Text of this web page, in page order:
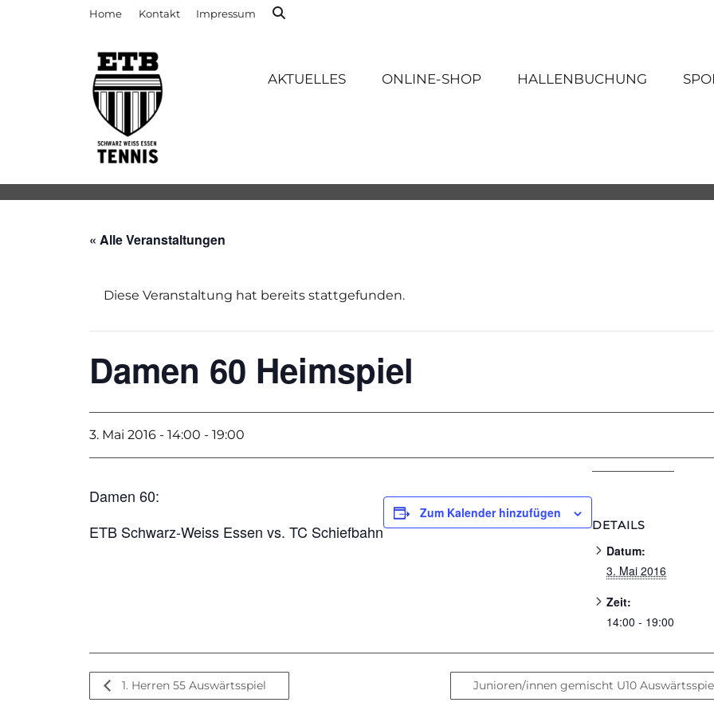
Home Kontakt Impressum
AKTUELLES ONLINE-SHOP HALLENBUCHUNG
« Alle Veranstaltungen
Diese Veranstaltung hat bereits stattgefunden.
Damen 60 Heimspiel
3. Mai 2016 - 14:00 - 19:00
Damen 60:
ETB Schwarz-Weiss Essen vs. TC Schiefbahn
Zum Kalender hinzufügen
DETAILS
Datum:
3. Mai 2016
Zeit:
14:00 - 19:00
1. Herren 55 Auswärtsspiel Junioren/innen gemischt U10